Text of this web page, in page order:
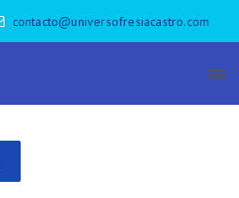
contacto@universofresiacastro.com